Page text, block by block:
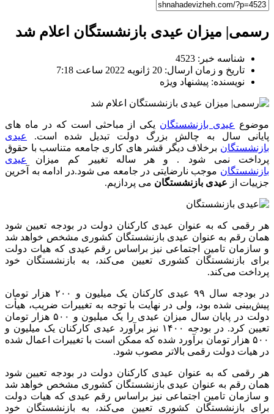
رسمی| میزان عیدی بازنشستگان اعلام شد
شناسه خبر: 4523
تاریخ و زمان ارسال: 20 ژانویه 2022 ساعت 7:18
نویسنده: پیشنهاد ویژه
موضوع عیدی بازنشستگان یکی از مباحثی است که در ماه های
پایانی سال به چالش بزرگ دولت تبدیل شده است.
عیدی
بازنشستگان برخلاف دیگر قشر های کاری جامعه متناسب با حقوق
پرداخت نمی شود . و هر ساله تغییر کم میزان
عیدی
بازنشستگان موجب نارضایتی در جامعه می شود.در ادامه به آخرین
جزییات از عیدی بازنشستگان می پردازیم.
هر رقمی که به عنوان عیدی کارکنان دولت در بودجه تعیین شود
همان رقم به عنوان عیدی بازنشستگان کشوری مشخص خواهد شد
و سازمان تامین اجتماعی نیز براساس رقم عیدی که هیات دولت
برای بازنشستگان کشوری تعیین می‌کند، به بازنشستگان خود
پرداخت می‌کند.
در بودجه سال ۹۹ عیدی کارکنان یک میلیون و ۲۰۰ هزار تومان
پیش‌بینی شده بود، ولی در نهایت با توجه به تغییرات ضریب، هیأت
دولت در پایان سال میزان عیدی را یک میلیون و ۵۰۰ هزار تومان
تعیین کرد. در بودجه ۱۴۰۰ نیز برآورد عیدی کارکنان یک میلیون و
۵۰۰ هزار تومان برآورد شده که ممکن است با تغییرات اعمال شده
در هیات دولت رقمی بالاتر مصوب شود.
هر رقمی که به عنوان عیدی کارکنان دولت در بودجه تعیین شود
همان رقم به عنوان عیدی بازنشستگان کشوری مشخص خواهد شد
و سازمان تامین اجتماعی نیز براساس رقم عیدی که هیات دولت
برای بازنشستگان کشوری تعیین می‌کند، به بازنشستگان خود